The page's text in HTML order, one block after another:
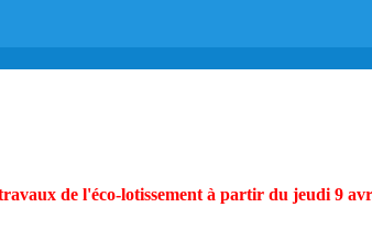
de l'éco-lotissement à partir du jeudi 9